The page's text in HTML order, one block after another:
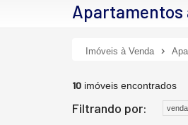
Apartamentos
Imóveis à Venda
10 imóveis encontrados
Filtrando por: venda